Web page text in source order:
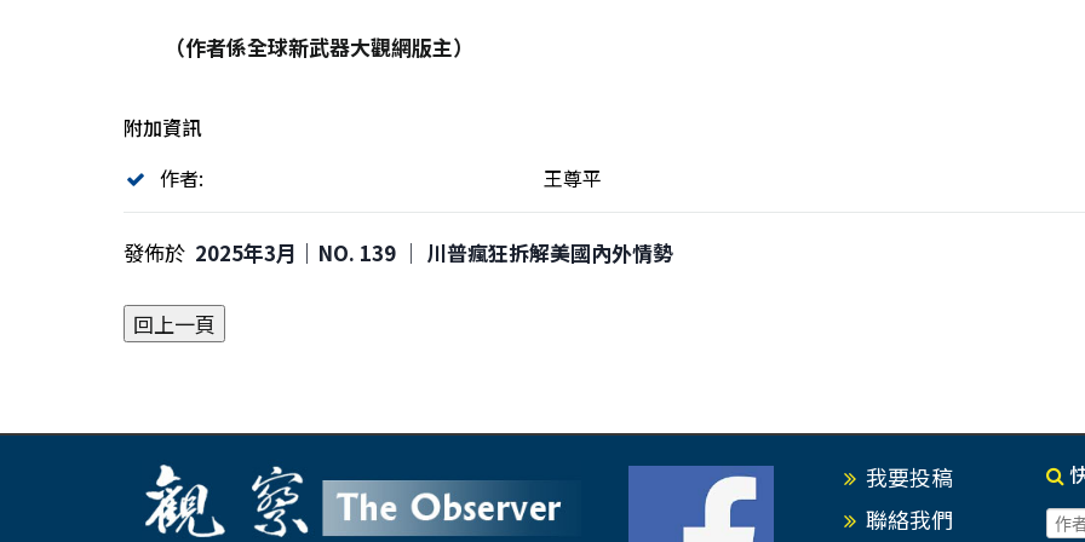
（作者係全球新武器大觀網版主）
附加資訊
作者:
王尊平
發佈於 2025年3月｜NO. 139 │ 川普瘋狂拆解美國內外情勢
我要投稿
聯絡我們